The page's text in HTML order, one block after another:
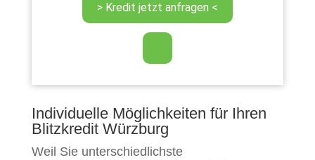
Individuelle Möglichkeiten für Ihren
Blitzkredit Würzburg
Weil Sie unterschiedlichste